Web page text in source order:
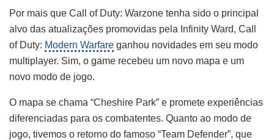
Por mais que Call of Duty: Warzone tenha sido o principal
alvo das atualizações promovidas pela Infinity Ward, Call
of Duty: Modern Warfare ganhou novidades em seu modo
multiplayer. Sim, o game recebeu um novo mapa e um
novo modo de jogo.
O mapa se chama “Cheshire Park” e promete experiências
diferenciadas para os combatentes. Quanto ao modo de
jogo, tivemos o retorno do famoso “Team Defender”, que